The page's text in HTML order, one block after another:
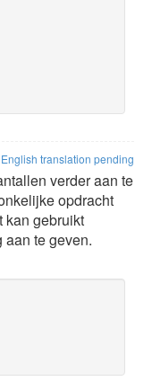
English translation pending
verder aan te
opdracht
kan gebruikt
aan te geven.